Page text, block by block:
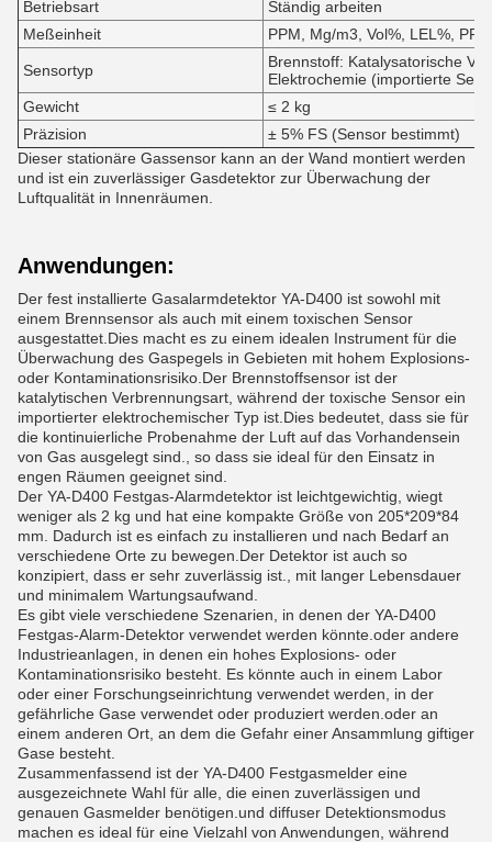
Betriebsart
Ständig arbeiten
Meßeinheit
PPM, Mg/m3, Vol%, LEL%,
Sensortyp
Brennstoff: Katalysatorische
Elektrochemie (importierte
Gewicht
≤ 2 kg
Präzision
± 5% FS (Sensor bestimmt)
Dieser stationäre Gassensor kann an der Wand montiert werden
und ist ein zuverlässiger Gasdetektor zur Überwachung der
Luftqualität in Innenräumen.
Anwendungen:
Der fest installierte Gasalarmdetektor YA-D400 ist sowohl mit
einem Brennsensor als auch mit einem toxischen Sensor
ausgestattet.Dies macht es zu einem idealen Instrument für die
Überwachung des Gaspegels in Gebieten mit hohem Explosions-
oder Kontaminationsrisiko.Der Brennstoffsensor ist der
katalytischen Verbrennungsart, während der toxische Sensor ein
importierter elektrochemischer Typ ist.Dies bedeutet, dass sie für
die kontinuierliche Probenahme der Luft auf das Vorhandensein
von Gas ausgelegt sind., so dass sie ideal für den Einsatz in
engen Räumen geeignet sind.
Der YA-D400 Festgas-Alarmdetektor ist leichtgewichtig, wiegt
weniger als 2 kg und hat eine kompakte Größe von 205*209*84
mm. Dadurch ist es einfach zu installieren und nach Bedarf an
verschiedene Orte zu bewegen.Der Detektor ist auch so
konzipiert, dass er sehr zuverlässig ist., mit langer Lebensdauer
und minimalem Wartungsaufwand.
Es gibt viele verschiedene Szenarien, in denen der YA-D400
Festgas-Alarm-Detektor verwendet werden könnte.oder andere
Industrieanlagen, in denen ein hohes Explosions- oder
Kontaminationsrisiko besteht. Es könnte auch in einem Labor
oder einer Forschungseinrichtung verwendet werden, in der
gefährliche Gase verwendet oder produziert werden.oder an
einem anderen Ort, an dem die Gefahr einer Ansammlung giftiger
Gase besteht.
Zusammenfassend ist der YA-D400 Festgasmelder eine
ausgezeichnete Wahl für alle, die einen zuverlässigen und
genauen Gasmelder benötigen.und diffuser Detektionsmodus
machen es ideal für eine Vielzahl von Anwendungen, während